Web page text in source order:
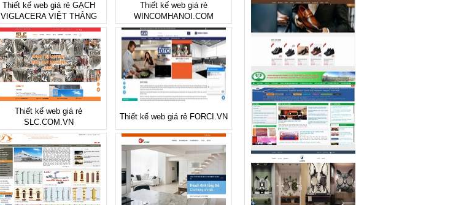
Thiết kế web giá rẻ GẠCH
VIGLACERA VIỆT THẮNG
Thiết kế web giá rẻ
WINCOMHANOI.COM
Thiết kế web giá rẻ
SLC.COM.VN
Thiết kế web giá rẻ FORCI.VN